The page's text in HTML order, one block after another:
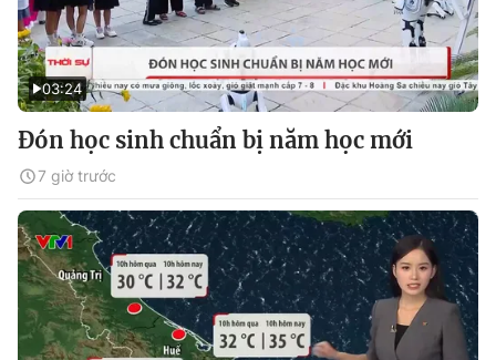
03:24
Đón học sinh chuẩn bị năm học mới
7 giờ trước